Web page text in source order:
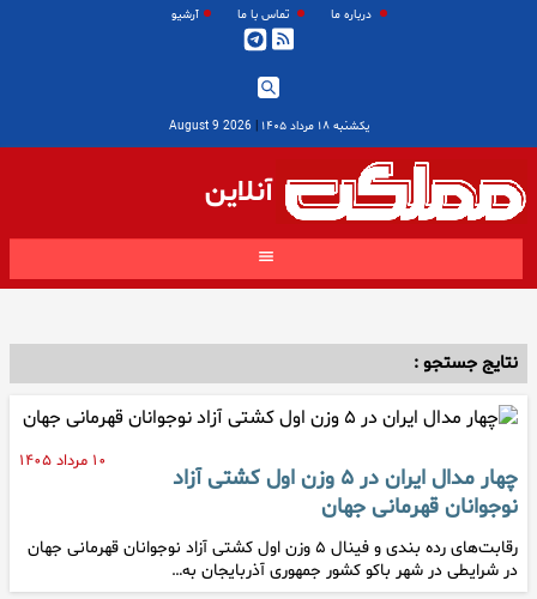
درباره ما تماس با ما آرشیو
یکشنبه ۱۸ مرداد ۱۴۰۵ |
2026 August 9
آنلاین
نتایج جستجو :
۱۰ مرداد ۱۴۰۵
چهار مدال ایران در ۵ وزن اول کشتی آزاد
نوجوانان قهرمانی جهان
رقابت‌های رده بندی و فینال ۵ وزن اول کشتی آزاد نوجوانان قهرمانی جهان
در شرایطی در شهر باکو کشور جمهوری آذربایجان به…